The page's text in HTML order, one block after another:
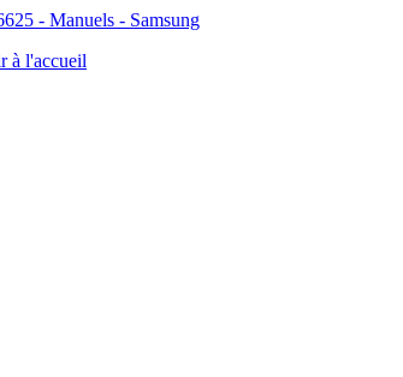
- Manuels - Samsung
à l'accueil